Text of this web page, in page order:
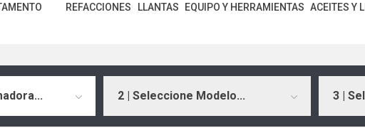
REFACCIONES LLANTAS EQUIPO Y HERRAMIENTAS ACEITES Y
2 | Seleccione Modelo... 3 |